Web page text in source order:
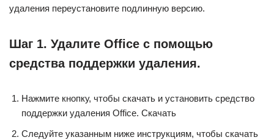
удаления переустановите подлинную версию.
Шаг 1. Удалите Office с помощью
средства поддержки удаления.
Нажмите кнопку, чтобы скачать и установить средство
поддержки удаления Office. Скачать
Следуйте указанным ниже инструкциям, чтобы скачать